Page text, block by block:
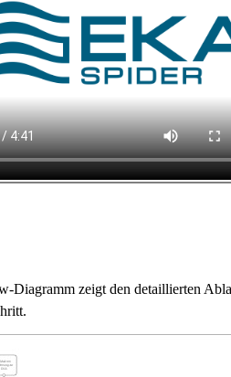
Diagramm zeigt den detaillierten